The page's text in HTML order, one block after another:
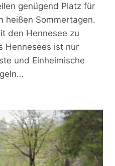
genügend Platz für
heißen Sommertagen.
den Hennesee zu
Hennesees ist nur
und Einheimische